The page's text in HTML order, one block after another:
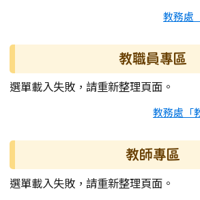
教務處
教職員專區
選單載入失敗，請重新整理頁面。
教務處「
教師專區
選單載入失敗，請重新整理頁面。